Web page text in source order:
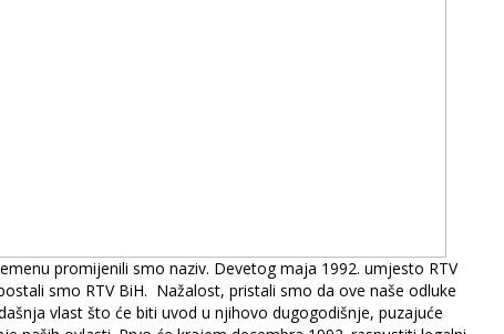
promijenili smo naziv. Devetog maja 1992. umjesto RTV
smo RTV BiH. Nažalost, pristali smo da ove naše odluke
vlast što će biti uvod u njihovo dugogodišnje, puzajuće